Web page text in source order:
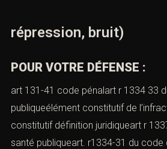
répression, bruit)
POUR VOTRE DÉFENSE :
art 131-41 code pénalart r 1334 33
publiqueélément constitutif de
constitutif définition juridiqueart r
santé publiqueart. r1334-31 du code